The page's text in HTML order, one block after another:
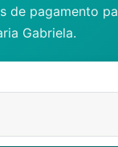
de pagamento
Gabriela.